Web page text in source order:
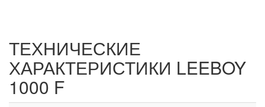
ТЕХНИЧЕСКИЕ
ХАРАКТЕРИСТИКИ LEEBOY
1000 F